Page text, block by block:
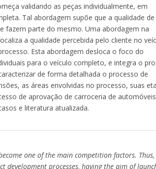
validando as peças individualmente, em
Tal abordagem supõe que a qualidade de
fazem parte do mesmo. Uma abordagem na
a qualidade percebida pelo cliente no
Esta abordagem desloca o foco do
para o veículo completo, e integra o
de forma detalhada o processo de
as áreas envolvidas no processo, suas
de aprovação de carroceria de
e literatura atualizada.
one of the main competition factors. Thus,
development processes, having the aim of